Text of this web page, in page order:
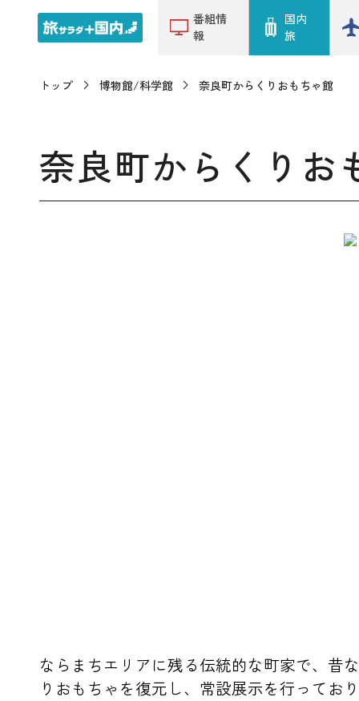
番組情
報
国内
旅
トップ 博物館/科学館 奈良町からくりおもちゃ館
奈良町からくりお
ならまちエリアに残る伝統的な町家で、昔
りおもちゃを復元し、常設展示を行ってお